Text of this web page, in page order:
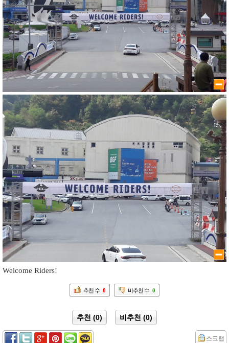
Welcome Riders!
추천 수 0 비추천 수 0
추천 (0) 비추천 (0)
스크랩